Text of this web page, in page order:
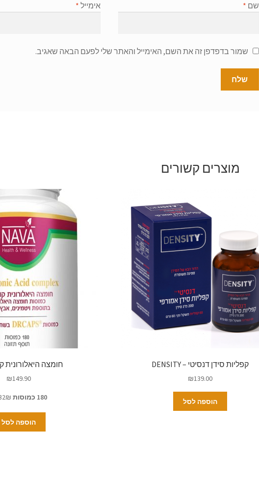
שם * אימייל *
שמור בדפדפן זה את השם, האימייל והאתר שלי לפעם הבאה שאגיב.
מוצרים קשורים
קפליות סידן דנסיטי – DENSITY
₪139.00
הוספה לסל
חומצה היאלורונית
₪149.90
180 כמוסות
הוספה לסל